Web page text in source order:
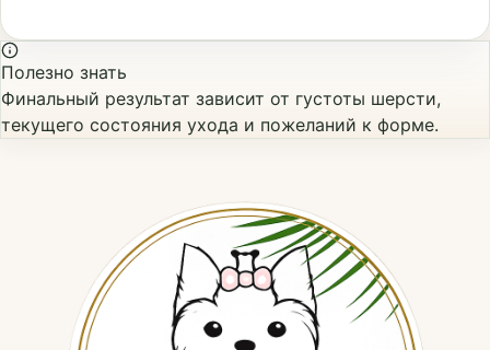
Полезно знать
Финальный результат зависит от густоты шерсти,
текущего состояния ухода и пожеланий к форме.